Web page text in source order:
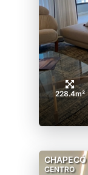
228.4m²
CHAPECÓ
CENTRO